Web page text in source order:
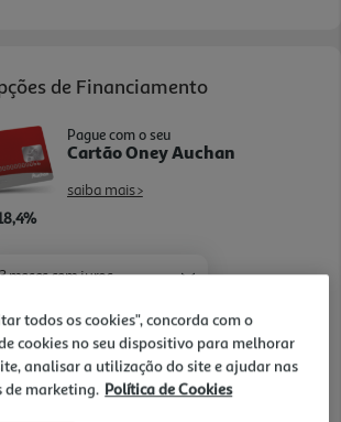
de Financiamento
Pague com o seu
Cartão Oney Auchan
saiba mais >
meses sem juros
1º mês:- € Seguintes:- €
MTIC (Valor Total):- €
todos os cookies", concorda com o
cookies no seu dispositivo para melhorar
analisar a utilização do site e ajudar nas
de marketing. Política de Cookies